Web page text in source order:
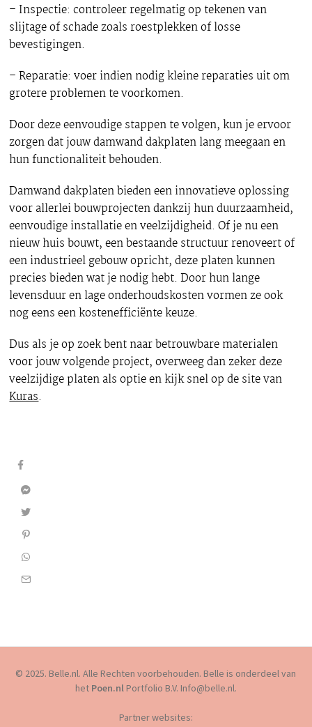
– Inspectie: controleer regelmatig op tekenen van
slijtage of schade zoals roestplekken of losse
bevestigingen.
– Reparatie: voer indien nodig kleine reparaties uit om
grotere problemen te voorkomen.
Door deze eenvoudige stappen te volgen, kun je ervoor
zorgen dat jouw damwand dakplaten lang meegaan en
hun functionaliteit behouden.
Damwand dakplaten bieden een innovatieve oplossing
voor allerlei bouwprojecten dankzij hun duurzaamheid,
eenvoudige installatie en veelzijdigheid. Of je nu een
nieuw huis bouwt, een bestaande structuur renoveert of
een industrieel gebouw opricht, deze platen kunnen
precies bieden wat je nodig hebt. Door hun lange
levensduur en lage onderhoudskosten vormen ze ook
nog eens een kostenefficiënte keuze.
Dus als je op zoek bent naar betrouwbare materialen
voor jouw volgende project, overweeg dan zeker deze
veelzijdige platen als optie en kijk snel op de site van
Kuras.
© 2025. Belle.nl. Alle Rechten voorbehouden. Belle is onderdeel van
het Poen.nlPortfolio B.V. Info@belle.nl.
Partner websites: